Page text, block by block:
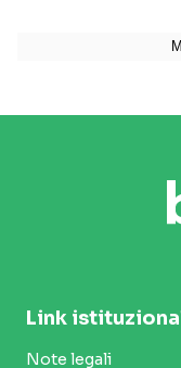
Link
Note legali